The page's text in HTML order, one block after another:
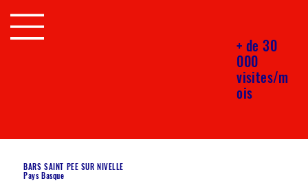
+ de 30
000
visites/m
ois
BARS SAINT PEE SUR NIVELLE
Pays Basque